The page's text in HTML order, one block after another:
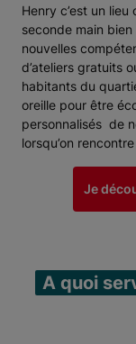
Henry c’est un
seconde main
nouvelles
d’ateliers gratuits
habitants du
oreille pour être
personnalisés de
lorsqu’on
Je
A quoi